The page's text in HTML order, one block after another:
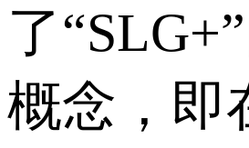
了
概念，即